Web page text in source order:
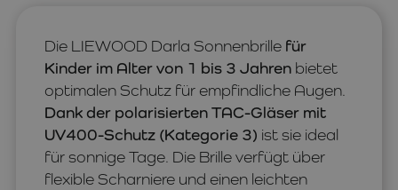
Die LIEWOOD Darla Sonnenbrille für
Kinder im Alter von 1 bis 3 Jahren bietet
optimalen Schutz für empfindliche Augen.
Dank der polarisierten TAC-Gläser mit
UV400-Schutz (Kategorie 3) ist sie ideal
für sonnige Tage. Die Brille verfügt über
flexible Scharniere und einen leichten